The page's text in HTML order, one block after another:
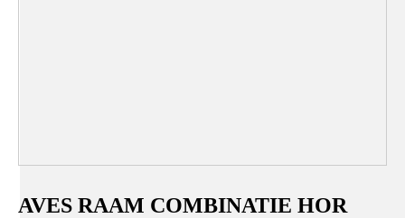
AVES RAAM COMBINATIE HOR